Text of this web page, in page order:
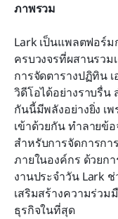
ภาพรวม
Lark เป็นแพลตฟอร์
ครบวงจรที่ผสานรว
การจัดตารางปฏิทิน
วิดีโอได้อย่างราบรื่น
กันนี้มีพลังอย่างยิ่ง เ
เข้าด้วยกัน ทำลายข้
สำหรับการจัดการก
ภายในองค์กร ด้วยก
งานประจำวัน Lark
เสริมสร้างความร่ว
ธุรกิจในที่สุด